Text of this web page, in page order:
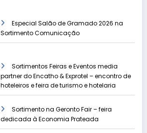
Especial Salão de Gramado 2026 na
Sortimento Comunicação
Sortimentos Feiras e Eventos media
partner do Encatho & Exprotel – encontro de
hoteleiros e feira de turismo e hotelaria
Sortimento na Geronto Fair – feira
dedicada à Economia Prateada